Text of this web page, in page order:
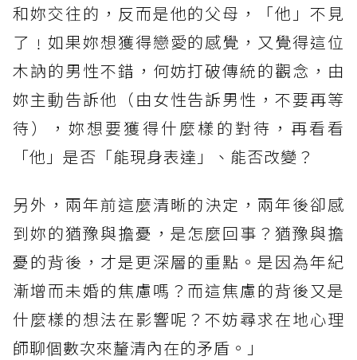
和妳交往的，反而是他的父母，「他」不見
了﹗如果妳想獲得戀愛的感覺，又覺得這位
木訥的男性不錯，何妨打破傳統的觀念，由
妳主動告訴他（由女性告訴男性，不要再等
待），妳想要獲得什麼樣的對待，再看看
「他」是否「能現身表達」、能否改變？
另外，兩年前這麼清晰的決定，兩年後卻感
到妳的猶豫與擔憂，是怎麼回事？猶豫與擔
憂的背後，才是更深層的重點。是因為年紀
漸增而未婚的焦慮嗎？而這焦慮的背後又是
什麼樣的想法在影響呢？不妨尋求在地心理
師聊個數次來釐清內在的矛盾。」